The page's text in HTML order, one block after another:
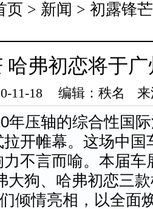
页 > 新闻 > 初露锋
哈弗初恋将于
11-18 编辑：秩名
年压轴的综合性国
拉开帷幕。这场中
不言而喻。本届
大狗、哈弗初恋三
倾情亮相，以全面